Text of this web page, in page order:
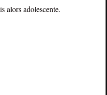
alors adolescente.